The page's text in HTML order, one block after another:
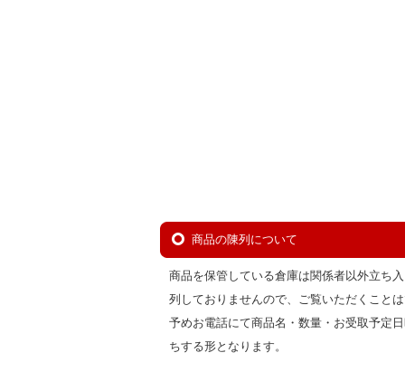
商品の陳列について
商品を保管している倉庫は関係者以外立ち
列しておりませんので、ご覧いただくこと
予めお電話にて商品名・数量・お受取予定
ちする形となります。